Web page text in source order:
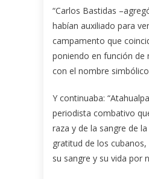
“Carlos Bastidas
habían auxiliado para
campamento que
poniendo en función de
con el nombre
Y continuaba:
periodista combativo
raza y de la sangre de
gratitud de los
su sangre y su vida por